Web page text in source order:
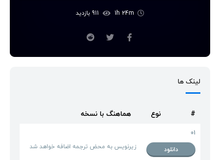
لینک ها
# نوع هماهنگ با نسخه
01
دانلود
زیرنویس به محض ترجمه اضافه خواهد شد